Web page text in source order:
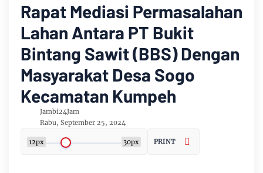
Rapat Mediasi Permasalahan
Lahan Antara PT Bukit
Bintang Sawit (BBS) Dengan
Masyarakat Desa Sogo
Kecamatan Kumpeh
Jambi24Jam
Rabu, September 25, 2024
12px 30px PRINT